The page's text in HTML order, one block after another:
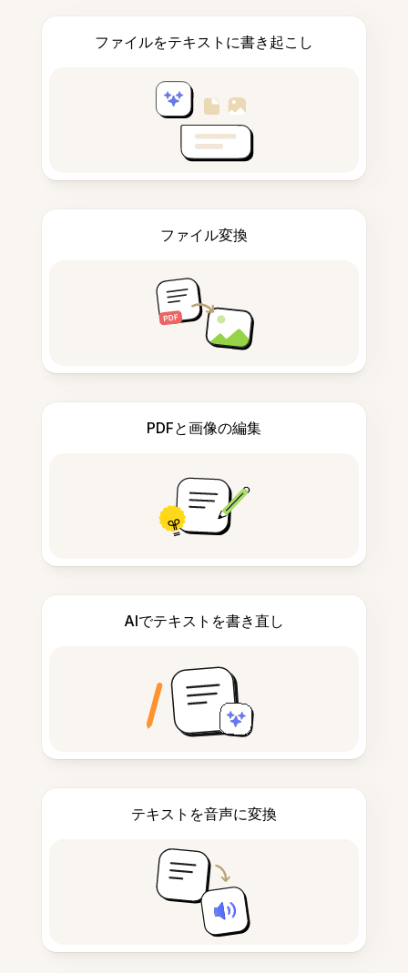
ファイルをテキストに書き起こし
ファイル変換
PDFと画像の編集
AIでテキストを書き直し
テキストを音声に変換